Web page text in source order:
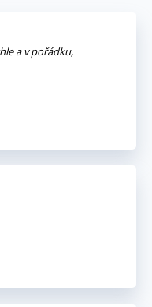
a v pořádku,